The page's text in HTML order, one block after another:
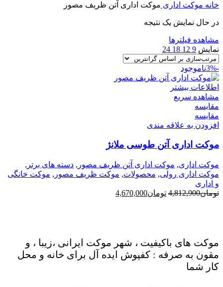
خانه موکت اداری موکت اداری آتن ظریف مصور
در حال نمایش یک نتیجه
مشاهده فیلترها
نمایش 9
12
18
24
-3% ناموجود
اطلاعات بیشتر
مشاهده سریع
مقایسه
مقایسه
افزودن به علاقه مندی
موکت اداری آتن طوسی ملانژ
موکت اداری, موکت اداری آتن ظریف مصور , دسته های برتر ,
موکت اداری رولی, محصولات, موکت ظریف مصور , موکت خانگی
و اداری
تومان4,812,900 قیمت
تومان4,670,000قیمت
موکت های باکیفیت ، شهر موکت ایرانی ،زیبا ، و
مقون به صرفه : کفپوش ایده آل برای خانه و محل
کار شما